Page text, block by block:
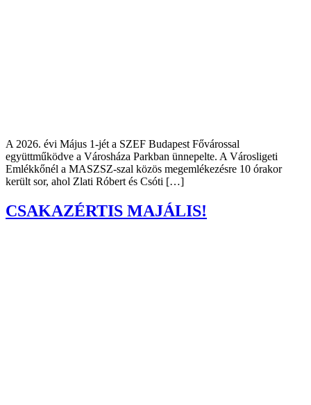
A 2026. évi Május 1-jét a SZEF Budapest Fővárossal
együttműködve a Városháza Parkban ünnepelte. A Városligeti
Emlékkőnél a MASZSZ-szal közös megemlékezésre 10 órakor
került sor, ahol Zlati Róbert és Csóti […]
CSAKAZÉRTIS MAJÁLIS!